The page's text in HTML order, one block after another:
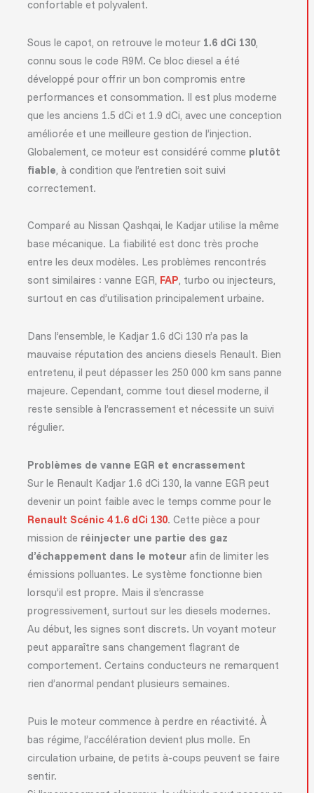
confortable et polyvalent.
Sous le capot, on retrouve le moteur 1.6 dCi 130,
connu sous le code R9M. Ce bloc diesel a été
développé pour offrir un bon compromis entre
performances et consommation. Il est plus moderne
que les anciens 1.5 dCi et 1.9 dCi, avec une conception
améliorée et une meilleure gestion de l’injection.
Globalement, ce moteur est considéré comme plutôt
fiable, à condition que l’entretien soit suivi
correctement.
Comparé au Nissan Qashqai, le Kadjar utilise la même
base mécanique. La fiabilité est donc très proche
entre les deux modèles. Les problèmes rencontrés
sont similaires : vanne EGR, FAP, turbo ou injecteurs,
surtout en cas d’utilisation principalement urbaine.
Dans l’ensemble, le Kadjar 1.6 dCi 130 n’a pas la
mauvaise réputation des anciens diesels Renault. Bien
entretenu, il peut dépasser les 250 000 km sans panne
majeure. Cependant, comme tout diesel moderne, il
reste sensible à l’encrassement et nécessite un suivi
régulier.
Problèmes de vanne EGR et encrassement
Sur le Renault Kadjar 1.6 dCi 130, la vanne EGR peut
devenir un point faible avec le temps comme pour le
Renault Scénic 4 1.6 dCi 130. Cette pièce a pour
mission de réinjecter une partie des gaz
d’échappement dans le moteur afin de limiter les
émissions polluantes. Le système fonctionne bien
lorsqu’il est propre. Mais il s’encrasse
progressivement, surtout sur les diesels modernes.
Au début, les signes sont discrets. Un voyant moteur
peut apparaître sans changement flagrant de
comportement. Certains conducteurs ne remarquent
rien d’anormal pendant plusieurs semaines.
Puis le moteur commence à perdre en réactivité. À
bas régime, l’accélération devient plus molle. En
circulation urbaine, de petits à-coups peuvent se faire
sentir.